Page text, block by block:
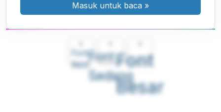
Font
Kecil
Font
Sedang
Font
Besar
Masuk untuk baca »